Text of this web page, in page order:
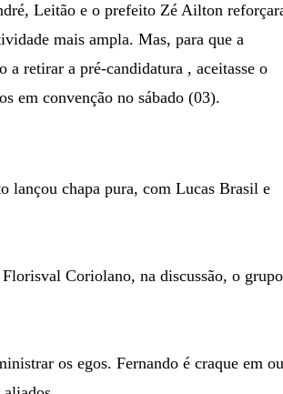
Leitão e o prefeito Zé Ailton
mais ampla. Mas, para que a
retirar a pré-candidatura , aceitasse o
em convenção no sábado (03).
lançou chapa pura, com Lucas Brasil e
Coriolano, na discussão, o grupo
os egos. Fernando é craque em